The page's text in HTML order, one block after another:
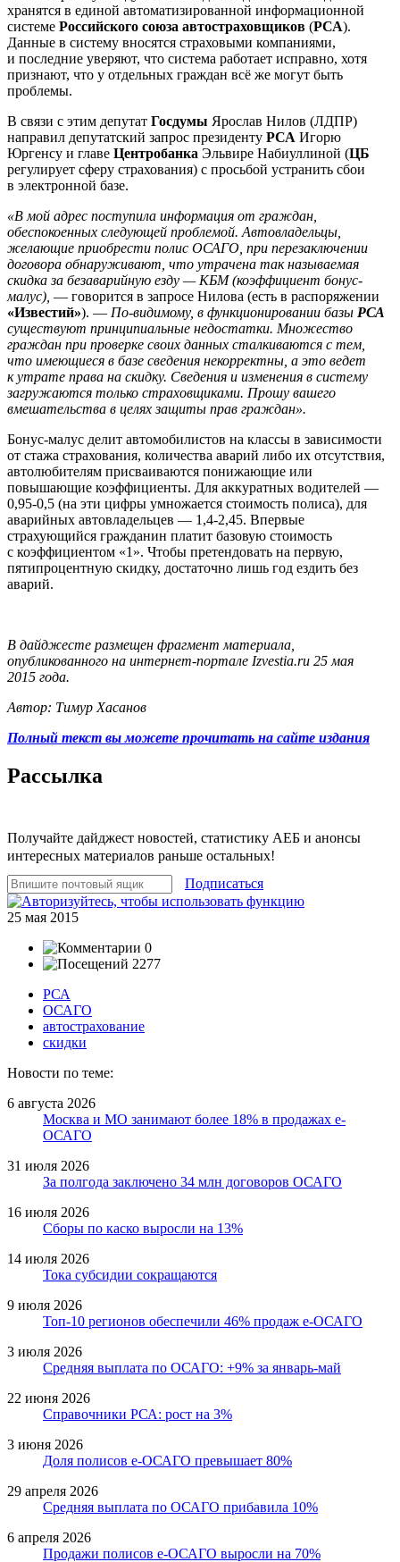
хранятся в единой автоматизированной информационной
системе Российского союза автостраховщиков (РСА).
Данные в систему вносятся страховыми компаниями,
и последние уверяют, что система работает исправно, хотя
признают, что у отдельных граждан всё же могут быть
проблемы.
В связи с этим депутат Госдумы Ярослав Нилов (ЛДПР)
направил депутатский запрос президенту РСА Игорю
Юргенсу и главе Центробанка Эльвире Набиуллиной (ЦБ
регулирует сферу страхования) с просьбой устранить сбои
в электронной базе.
«В мой адрес поступила информация от граждан,
обеспокоенных следующей проблемой. Автовладельцы,
желающие приобрести полис ОСАГО, при перезаключении
договора обнаруживают, что утрачена так называемая
скидка за безаварийную езду — КБМ (коэффициент бонус-
малус), — говорится в запросе Нилова (есть в распоряжении
«Известий»). — По-видимому, в функционировании базы РСА
существуют принципиальные недостатки. Множество
граждан при проверке своих данных сталкиваются с тем,
что имеющиеся в базе сведения некорректны, а это ведет
к утрате права на скидку. Сведения и изменения в систему
загружаются только страховщиками. Прошу вашего
вмешательства в целях защиты прав граждан».
Бонус-малус делит автомобилистов на классы в зависимости
от стажа страхования, количества аварий либо их отсутствия,
автолюбителям присваиваются понижающие или
повышающие коэффициенты. Для аккуратных водителей —
0,95-0,5 (на эти цифры умножается стоимость полиса), для
аварийных автовладельцев — 1,4-2,45. Впервые
страхующийся гражданин платит базовую стоимость
с коэффициентом «1». Чтобы претендовать на первую,
пятипроцентную скидку, достаточно лишь год ездить без
аварий.
В дайджесте размещен фрагмент материала,
опубликованного на интернет-портале Izvestia.ru 25 мая
2015 года.
Автор: Тимур Хасанов
Полный текст вы можете прочитать на сайте издания
Рассылка
Получайте дайджест новостей, статистику АЕБ и анонсы
интересных материалов раньше остальных!
Подписаться
25 мая 2015
0
2277
РСА
ОСАГО
автострахование
скидки
Новости по теме:
6 августа 2026
Москва и МО занимают более 18% в продажах е-
ОСАГО
31 июля 2026
За полгода заключено 34 млн договоров ОСАГО
16 июля 2026
Сборы по каско выросли на 13%
14 июля 2026
Тока субсидии сокращаются
9 июля 2026
Топ-10 регионов обеспечили 46% продаж е-ОСАГО
3 июля 2026
Средняя выплата по ОСАГО: +9% за январь-май
22 июня 2026
Справочники РСА: рост на 3%
3 июня 2026
Доля полисов е-ОСАГО превышает 80%
29 апреля 2026
Средняя выплата по ОСАГО прибавила 10%
6 апреля 2026
Продажи полисов е-ОСАГО выросли на 70%